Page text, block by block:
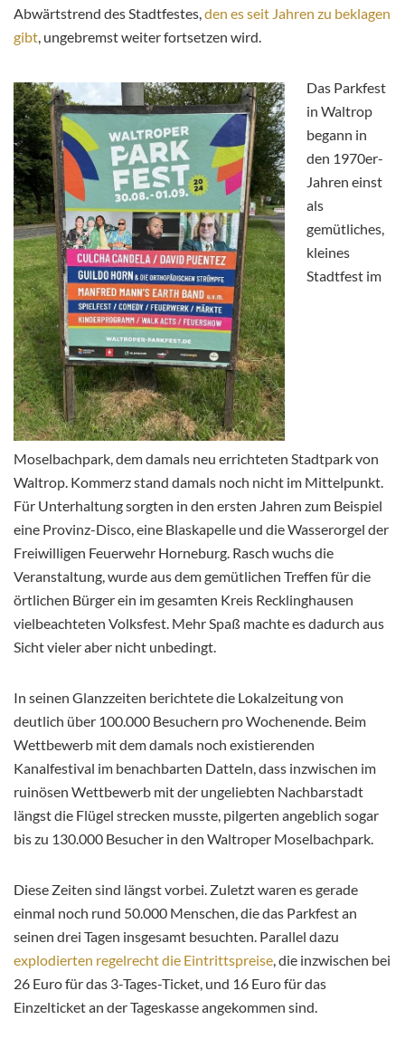
Abwärtstrend des Stadtfestes,den es seit Jahren zu beklagen
gibt, ungebremst weiter fortsetzen wird.
Das Parkfest
in Waltrop
begann in
den 1970er-
Jahren einst
als
gemütliches,
kleines
Stadtfest im
Moselbachpark, dem damals neu errichteten Stadtpark von
Waltrop. Kommerz stand damals noch nicht im Mittelpunkt.
Für Unterhaltung sorgten in den ersten Jahren zum Beispiel
eine Provinz-Disco, eine Blaskapelle und die Wasserorgel der
Freiwilligen Feuerwehr Horneburg. Rasch wuchs die
Veranstaltung, wurde aus dem gemütlichen Treffen für die
örtlichen Bürger ein im gesamten Kreis Recklinghausen
vielbeachteten Volksfest. Mehr Spaß machte es dadurch aus
Sicht vieler aber nicht unbedingt.
In seinen Glanzzeiten berichtete die Lokalzeitung von
deutlich über 100.000 Besuchern pro Wochenende. Beim
Wettbewerb mit dem damals noch existierenden
Kanalfestival im benachbarten Datteln, dass inzwischen im
ruinösen Wettbewerb mit der ungeliebten Nachbarstadt
längst die Flügel strecken musste, pilgerten angeblich sogar
bis zu 130.000 Besucher in den Waltroper Moselbachpark.
Diese Zeiten sind längst vorbei. Zuletzt waren es gerade
einmal noch rund 50.000 Menschen, die das Parkfest an
seinen drei Tagen insgesamt besuchten. Parallel dazu
explodierten regelrecht die Eintrittspreise, die inzwischen bei
26 Euro für das 3-Tages-Ticket, und 16 Euro für das
Einzelticket an der Tageskasse angekommen sind.